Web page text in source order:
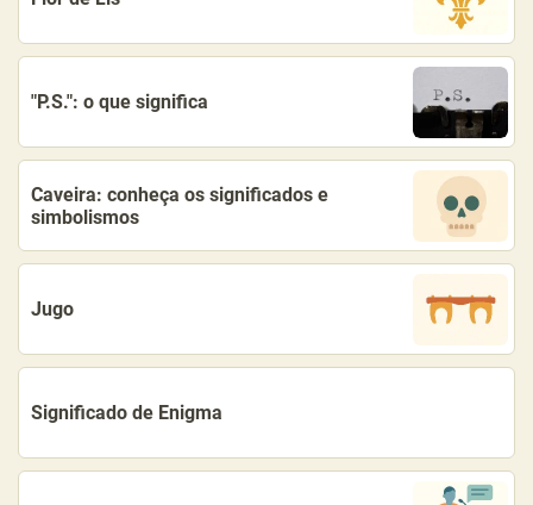
"P.S.": o que significa
Caveira: conheça os significados e
simbolismos
Jugo
Significado de Enigma